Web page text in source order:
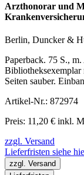
Arzthonorar und
Berlin, Duncker &
Paperback. 75 S.,
Bibliotheksexemplar
Seiten sauber.
Artikel-Nr.: 872974
Preis: 11,20 € inkl.
zzgl. Versand
Lieferfristen siehe
zzgl. Versand